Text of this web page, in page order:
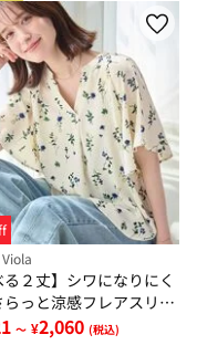
る２丈】シワになりにく
らっと涼感フレアスリー
ウス
～ ¥2,060 (税込)